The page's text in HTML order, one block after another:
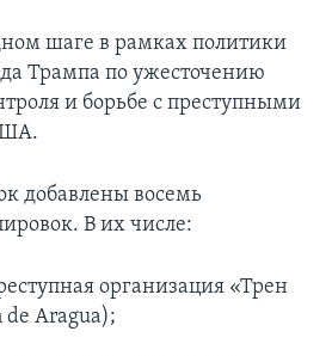
шаге в рамках политики
Трампа по ужесточению
и борьбе с преступными
добавлены восемь
В их числе:
организация «Трен
de Aragua);